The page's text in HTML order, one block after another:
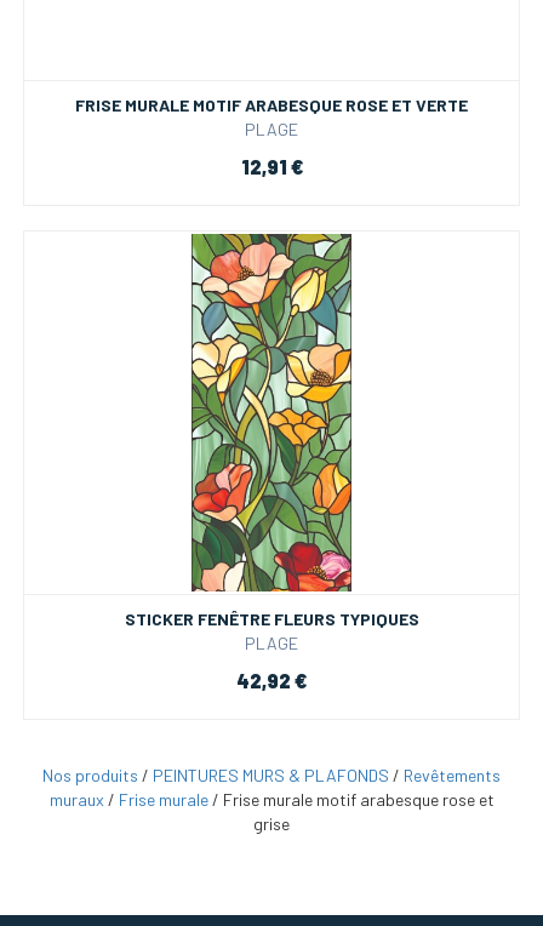
FRISE MURALE MOTIF ARABESQUE ROSE ET VERTE
PLAGE
12,91 €
STICKER FENÊTRE FLEURS TYPIQUES
PLAGE
42,92 €
Nos produits / PEINTURES MURS & PLAFONDS / Revêtements
muraux / Frise murale/ Frise murale motif arabesque rose et
grise